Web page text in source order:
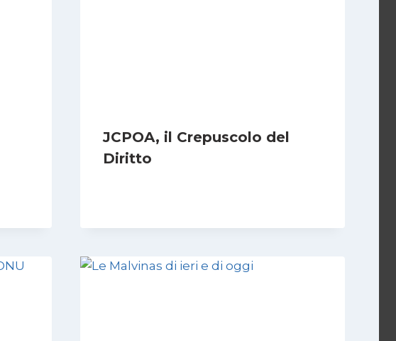
JCPOA, il Crepuscolo del
Diritto